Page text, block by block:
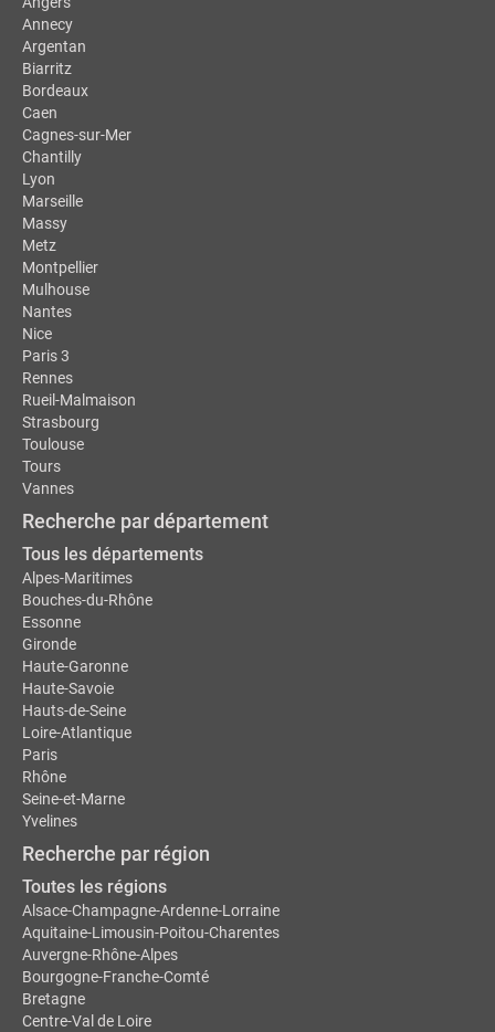
Annecy
Argentan
Biarritz
Bordeaux
Caen
Cagnes-sur-Mer
Chantilly
Lyon
Marseille
Massy
Metz
Montpellier
Mulhouse
Nantes
Nice
Paris 3
Rennes
Rueil-Malmaison
Strasbourg
Toulouse
Tours
Vannes
Recherche par département
Tous les départements
Alpes-Maritimes
Bouches-du-Rhône
Essonne
Gironde
Haute-Garonne
Haute-Savoie
Hauts-de-Seine
Loire-Atlantique
Paris
Rhône
Seine-et-Marne
Yvelines
Recherche par région
Toutes les régions
Alsace-Champagne-Ardenne-Lorraine
Aquitaine-Limousin-Poitou-Charentes
Auvergne-Rhône-Alpes
Bourgogne-Franche-Comté
Bretagne
Centre-Val de Loire